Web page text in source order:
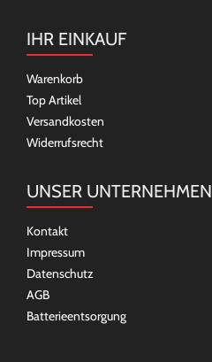
IHR EINKAUF
Warenkorb
Top Artikel
Versandkosten
Widerrufsrecht
UNSER UNTERNEHMEN
Kontakt
Impressum
Datenschutz
AGB
Batterieentsorgung